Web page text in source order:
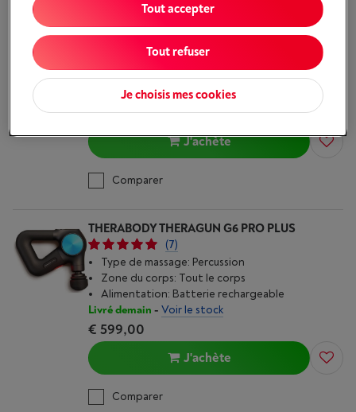
THERABODY THERAGUN MINI 3
Type de massage: Percussion
Alimentation: USB
Livré demain-Voir le stock
€ 179,00
J'achète
Comparer
THERABODY THERAGUN G6 PRO PLUS
(7)
Type de massage: Percussion
Zone du corps: Tout le corps
Alimentation: Batterie rechargeable
Livré demain - Voir le stock
€ 599,00
J'achète
Comparer
Je choisis mes cookies
Tout refuser
Tout accepter